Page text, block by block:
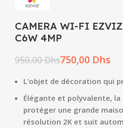
CAMERA WI-FI
C6W 4MP
950,00Dhs750,00 Dhs
L’objet de décoration qui
Élégante et polyvalente, la
protéger une grande
résolution 2K et suit